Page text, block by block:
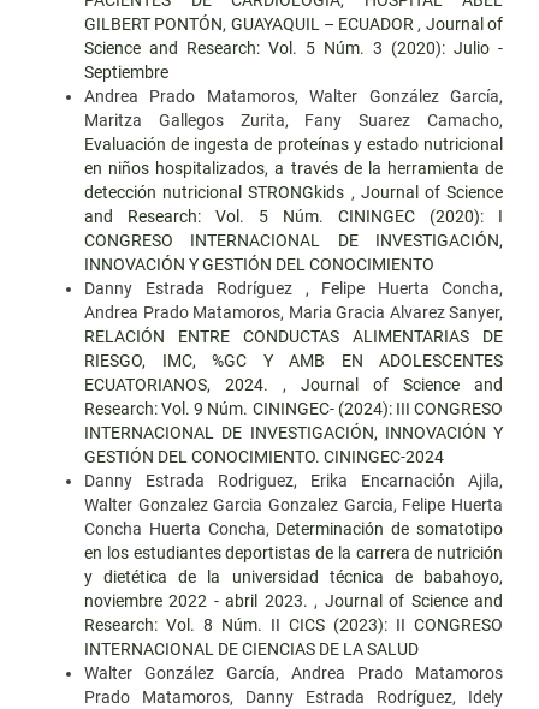
GILBERT PONTÓN, GUAYAQUIL – ECUADOR , Journal of
Science and Research: Vol. 5 Núm. 3 (2020): Julio -
Septiembre
Andrea Prado Matamoros, Walter González García,
Maritza Gallegos Zurita, Fany Suarez Camacho,
Evaluación de ingesta de proteínas y estado nutricional
en niños hospitalizados, a través de la herramienta de
detección nutricional STRONGkids , Journal of Science
and Research: Vol. 5 Núm. CININGEC (2020): I
CONGRESO INTERNACIONAL DE INVESTIGACIÓN,
INNOVACIÓN Y GESTIÓN DEL CONOCIMIENTO
Danny Estrada Rodríguez , Felipe Huerta Concha,
Andrea Prado Matamoros, Maria Gracia Alvarez Sanyer,
RELACIÓN ENTRE CONDUCTAS ALIMENTARIAS DE
RIESGO, IMC, %GC Y AMB EN ADOLESCENTES
ECUATORIANOS, 2024. , Journal of Science and
Research: Vol. 9 Núm. CININGEC- (2024): III CONGRESO
INTERNACIONAL DE INVESTIGACIÓN, INNOVACIÓN Y
GESTIÓN DEL CONOCIMIENTO. CININGEC-2024
Danny Estrada Rodriguez, Erika Encarnación Ajila,
Walter Gonzalez Garcia Gonzalez Garcia, Felipe Huerta
Concha Huerta Concha, Determinación de somatotipo
en los estudiantes deportistas de la carrera de nutrición
y dietética de la universidad técnica de babahoyo,
noviembre 2022 - abril 2023. , Journal of Science and
Research: Vol. 8 Núm. II CICS (2023): II CONGRESO
INTERNACIONAL DE CIENCIAS DE LA SALUD
Walter González García, Andrea Prado Matamoros
Prado Matamoros, Danny Estrada Rodríguez, Idely